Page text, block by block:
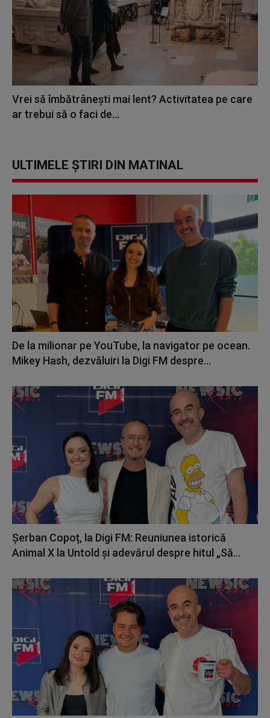
Vrei să îmbătrânești mai lent? Activitatea pe care
ar trebui să o faci de...
ULTIMELE ȘTIRI DIN MATINAL
De la milionar pe YouTube, la navigator pe ocean.
Mikey Hash, dezvăluiri la Digi FM despre...
Șerban Copoț, la Digi FM: Reuniunea istorică
Animal X la Untold și adevărul despre hitul „Să...